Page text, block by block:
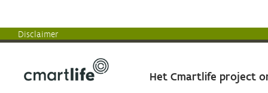
Disclaimer
Het Cmartlife project